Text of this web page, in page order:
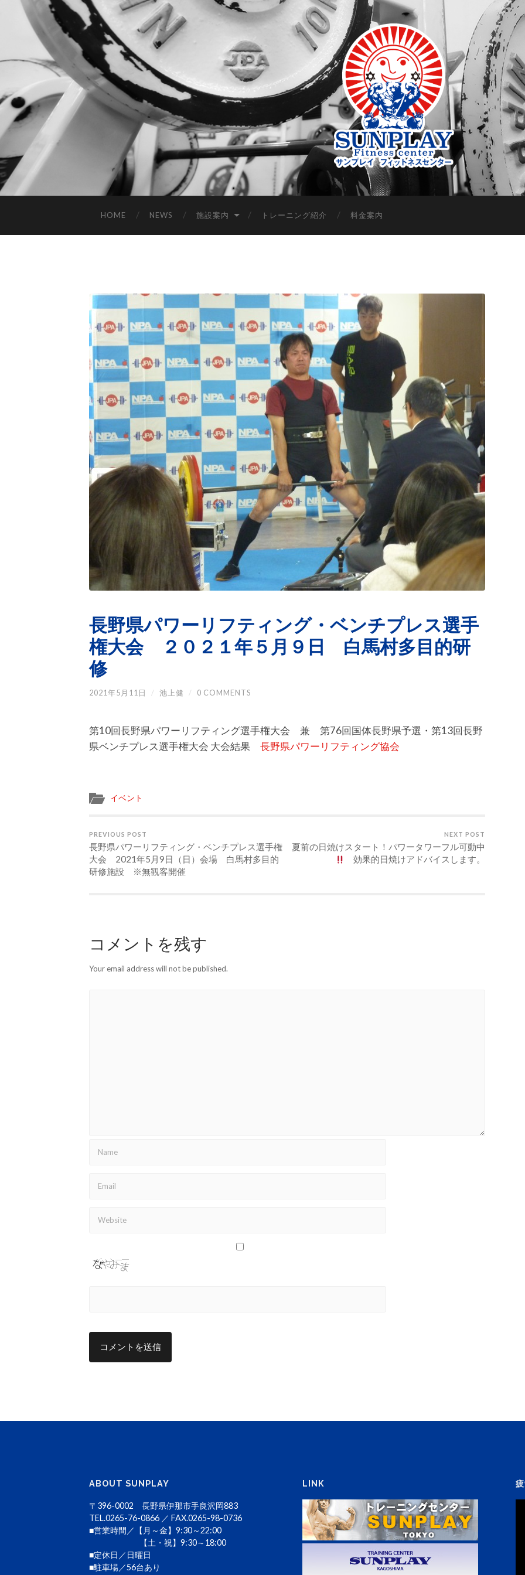
HOME NEWS 施設案内 トレーニング紹介 料金案内
長野県パワーリフティング・ベンチプレス選手
権大会 ２０２１年５月９日 白馬村多目的研
修
2021年5月11日 / 池上健 / 0 COMMENTS
第10回長野県パワーリフティング選手権大会 兼 第76回国体長野県予選・第13回長野
県ベンチプレス選手権大会 大会結果 長野県パワーリフティング協会
イベント
PREVIOUS POST
長野県パワーリフティング・ベンチプレス選手権
大会 2021年5月9日（日）会場 白馬村多目的
研修施設 ※無観客開催
NEXT POST
夏前の日焼けスタート！パワータワーフル可動中
効果的日焼けアドバイスします。
コメントを残す
Your email address will not be published.
「お盆休み」 8/13(木）～8/16(日）
ABOUT SUNPLAY
〒396-0002 長野県伊那市手良沢岡883
TEL.0265-76-0866 ／ FAX.0265-98-0736
■営業時間／【月～金】9:30～22:00
【土・祝】9:30～18:00
■定休日／日曜日
■駐車場／56台あり
LINK